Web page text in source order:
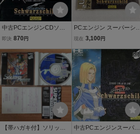
中古PCエンジンCDソフ
ト スーパーシュヴァルツ
即決 870 円
PCエンジン スーパーシュ
ヴァルツシルト 未開封品
現在 3,100 円
【帯ハガキ付】ソリッド
中古PCエンジンスーパー